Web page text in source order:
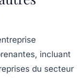
incluant
du secteur